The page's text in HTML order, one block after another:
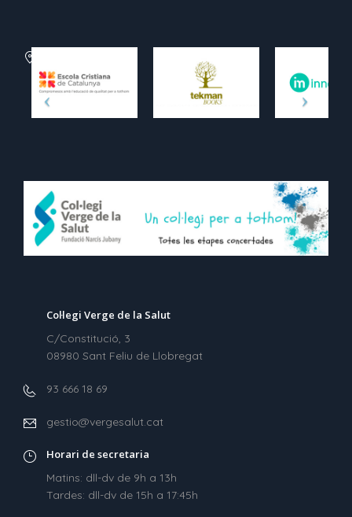
Col·legi Verge de la Salut
C/Constitució, 3
08980 Sant Feliu de Llobregat
93 666 18 69
gestio@vergesalut.cat
Horari de secretaria
Matins: dll-dv de 9h a 13h
Tardes: dll-dv de 15h a 17:45h